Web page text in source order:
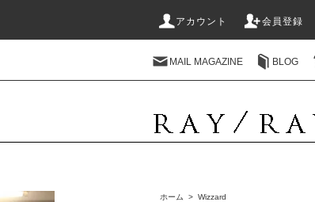
アカウント 会員登録
MAIL MAGAZINE BLOG
ホーム > Wizzard